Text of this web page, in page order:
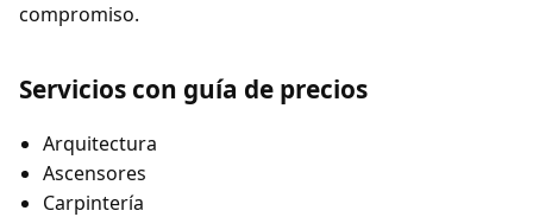
compromiso.
Servicios con guía de precios
Arquitectura
Ascensores
Carpintería